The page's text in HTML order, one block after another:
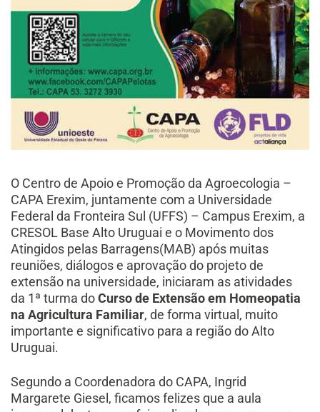
O Centro de Apoio e Promoção da Agroecologia –
CAPA Erexim, juntamente com a Universidade
Federal da Fronteira Sul (UFFS) – Campus Erexim, a
CRESOL Base Alto Uruguai e o Movimento dos
Atingidos pelas Barragens(MAB) após muitas
reuniões, diálogos e aprovação do projeto de
extensão na universidade, iniciaram as atividades
da 1ª turma doCurso de Extensão em Homeopatia
na Agricultura Familiar, de forma virtual, muito
importante e significativo para a região do Alto
Uruguai.
Segundo a Coordenadora do CAPA, Ingrid
Margarete Giesel, ficamos felizes que a aula